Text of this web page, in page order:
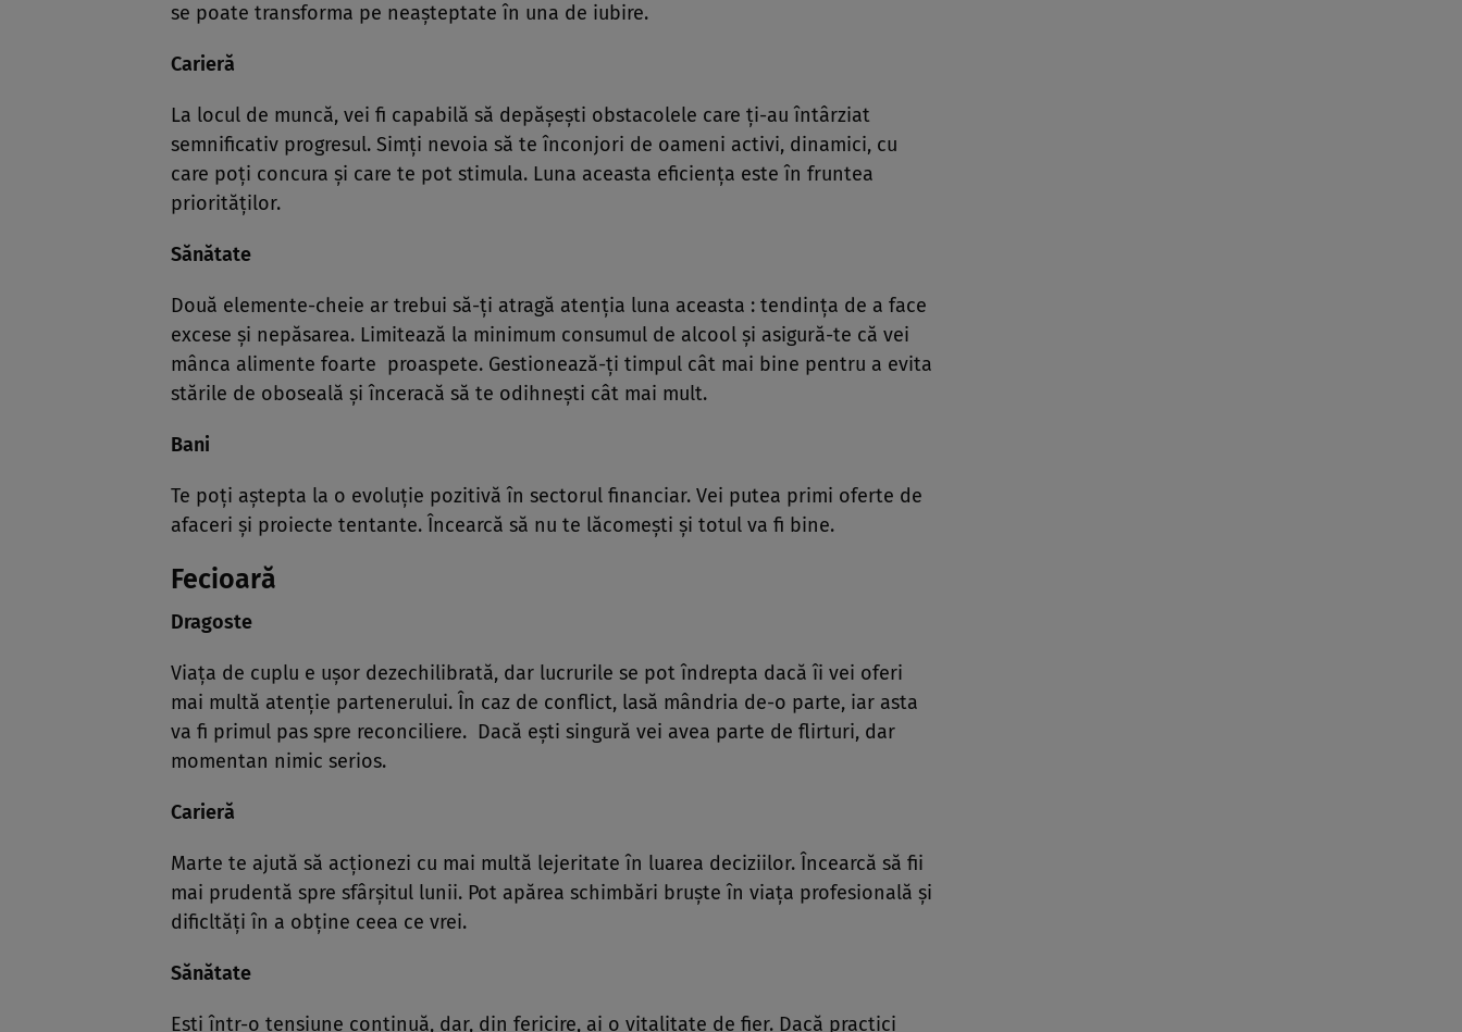
se poate transforma pe neaşteptate în una de iubire.
Carieră
La locul de muncă, vei fi capabilă să depăşeşti obstacolele care ţi-au întârziat
semnificativ progresul. Simţi nevoia să te înconjori de oameni activi, dinamici, cu
care poţi concura şi care te pot stimula. Luna aceasta eficienţa este în fruntea
priorităţilor.
Sănătate
Două elemente-cheie ar trebui să-ţi atragă atenţia luna aceasta : tendinţa de a face
excese şi nepăsarea. Limitează la minimum consumul de alcool şi asigură-te că vei
mânca alimente foarte proaspete. Gestionează-ţi timpul cât mai bine pentru a evita
stările de oboseală şi înceracă să te odihneşti cât mai mult.
Bani
Te poţi aştepta la o evoluţie pozitivă în sectorul financiar. Vei putea primi oferte de
afaceri şi proiecte tentante. Încearcă să nu te lăcomeşti şi totul va fi bine.
Fecioară
Dragoste
Viaţa de cuplu e uşor dezechilibrată, dar lucrurile se pot îndrepta dacă îi vei oferi
mai multă atenţie partenerului. În caz de conflict, lasă mândria de-o parte, iar asta
va fi primul pas spre reconciliere. Dacă eşti singură vei avea parte de flirturi, dar
momentan nimic serios.
Carieră
Marte te ajută să acţionezi cu mai multă lejeritate în luarea deciziilor. Încearcă să fii
mai prudentă spre sfârşitul lunii. Pot apărea schimbări bruşte în viaţa profesională şi
dificltăţi în a obţine ceea ce vrei.
Sănătate
Eşti într-o tensiune continuă, dar, din fericire, ai o vitalitate de fier. Dacă practici